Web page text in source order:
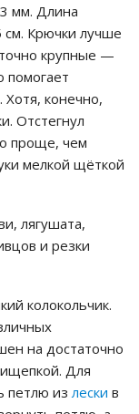
мм. Длина
Крючки лучше
крупные —
помогает
конечно,
Отстегнул
проще, чем
мелкой щёткой
лягушата,
и резки
колокольчик.
на достаточно
Для
петлю излески в